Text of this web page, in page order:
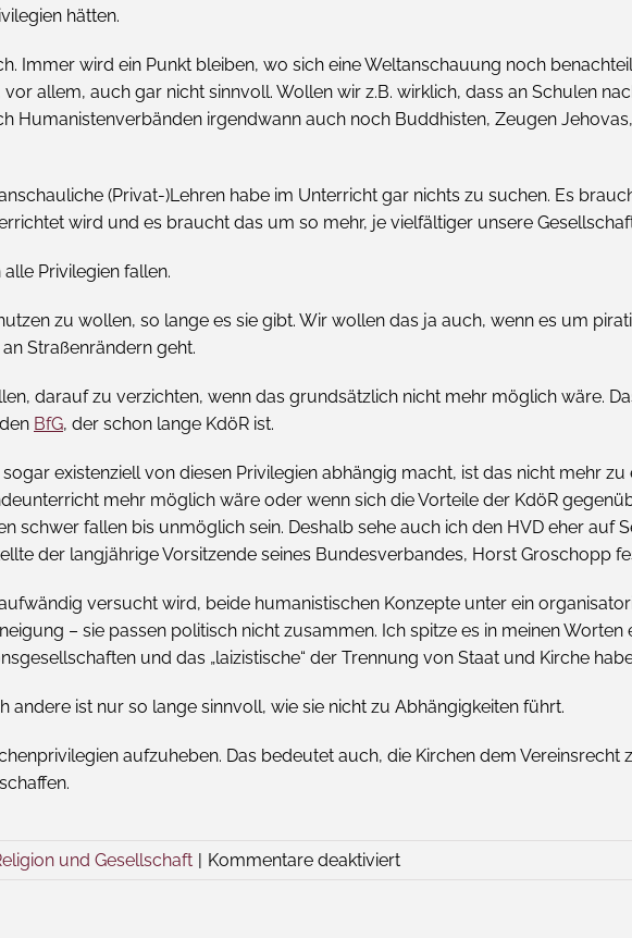
hätten.
Immer wird ein Punkt bleiben, wo sich eine Weltanschauung noch
allem, auch gar nicht sinnvoll. Wollen wir z.B. wirklich, dass an Schulen
Humanistenverbänden irgendwann auch noch Buddhisten, Zeugen
(Privat-)Lehren habe im Unterricht gar nichts zu suchen. Es
wird und es braucht das um so mehr, je vielfältiger unsere
Privilegien fallen.
zu wollen, so lange es sie gibt. Wir wollen das ja auch, wenn es um
Straßenrändern geht.
darauf zu verzichten, wenn das grundsätzlich nicht mehr möglich wäre.
BfG, der schon lange KdöR ist.
existenziell von diesen Privilegien abhängig macht, ist das nicht mehr
mehr möglich wäre oder wenn sich die Vorteile der KdöR
schwer fallen bis unmöglich sein. Deshalb sehe auch ich den HVD eher auf
der langjährige Vorsitzende seines Bundesverbandes, Horst Groschopp
versucht wird, beide humanistischen Konzepte unter ein
– sie passen politisch nicht zusammen. Ich spitze es in meinen Worten
und das „laizistische“ der Trennung von Staat und Kirche
ist nur so lange sinnvoll, wie sie nicht zu Abhängigkeiten führt.
aufzuheben. Das bedeutet auch, die Kirchen dem Vereinsrecht
und Gesellschaft | Kommentare deaktiviertfür